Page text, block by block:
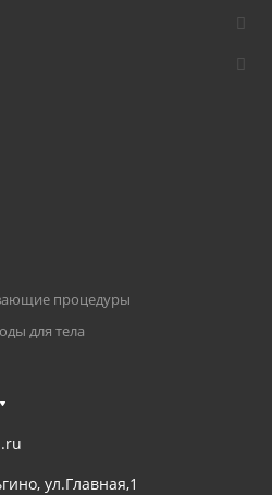
процедуры
для тела
ул.Главная,1